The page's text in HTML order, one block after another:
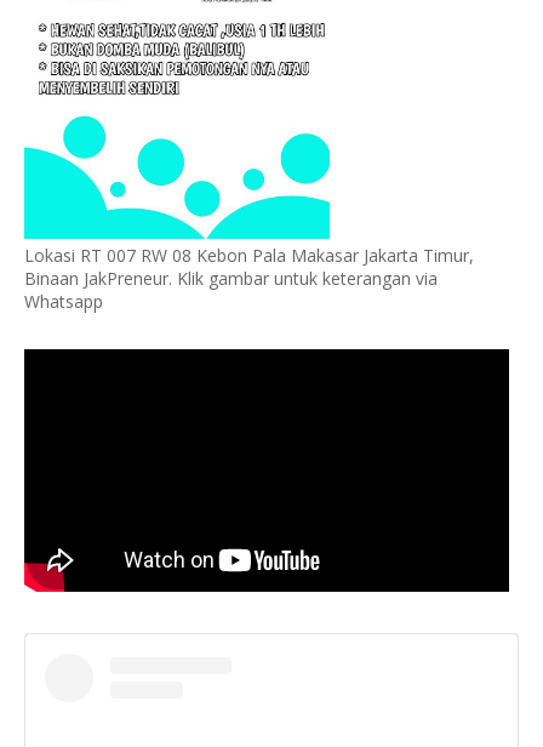
Lokasi RT 007 RW 08 Kebon Pala Makasar Jakarta Timur,
Binaan JakPreneur. Klik gambar untuk keterangan via
Whatsapp